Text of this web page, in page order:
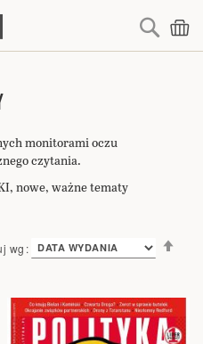
Search
wg
monitorami oczu
czytania.
nowe, ważne tematy